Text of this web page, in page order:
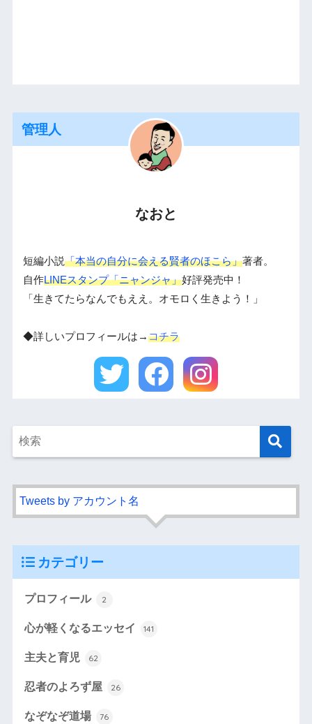
管理人
なおと
短編小説「本当の自分に会える賢者のほこら」著者。
自作LINEスタンプ「ニャンジャ」好評発売中！
「生きてたらなんでもええ。オモロく生きよう！」
◆詳しいプロフィールは→コチラ
Tweets by アカウント名
カテゴリー
プロフィール 2
心が軽くなるエッセイ 141
主夫と育児 62
忍者のよろず屋 26
なぞなぞ道場 76